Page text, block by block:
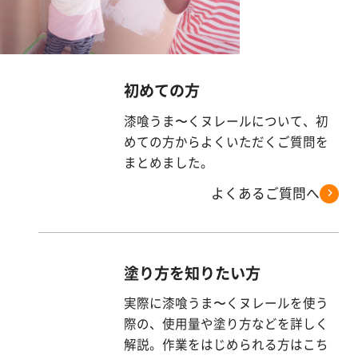
せ
初めての方
漆喰うま〜くヌレールについて、初
めての方からよくいただくご質問を
まとめました。
よくあるご質問へ
塗り方を知りたい方
実際に漆喰うま〜くヌレールを使う
際の、使用量や塗り方などを詳しく
解説。作業をはじめられる方はこち